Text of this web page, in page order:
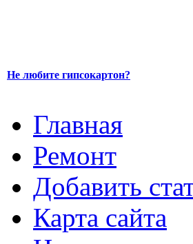
Не любите гипсокартон?
Главная
Ремонт
Добавить
Карта сайта